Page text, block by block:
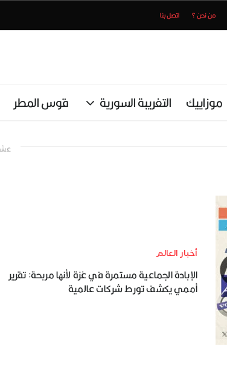
من نحن ؟ اتصل بنا
موزاييك التغريبة السورية قوس المطر
أخبار العالم
الإبادة الجماعية مستمرة في غزة لأنها مربحة: تقرير
أممي يكشف تورط شركات عالمية